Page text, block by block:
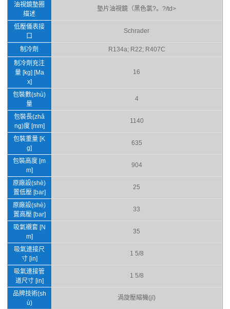
油視鏡墊圈
描述
墊片油視鏡（黑色氯?。?/td>
低壓儀表接
口
Schrader
制冷劑
R134a; R22; R407C
制冷劑充注
量 [kg] [Ma
x]
16
包裝數(shù)
量
4
包裝長(zhǎ
ng)度 [mm]
1140
包裝重量 [K
g]
635
包裝高度 [m
m]
904
原廠設(shè)
置低壓 [bar]
25
原廠設(shè)
置高壓 [bar]
33
吸氣襯套 [N
m]
35
吸氣連接尺
寸 [in]
1 5/8
吸氣連接管
道尺寸 [in]
1 5/8
品牌技術(sh
ù)
渦旋壓縮機(jī)